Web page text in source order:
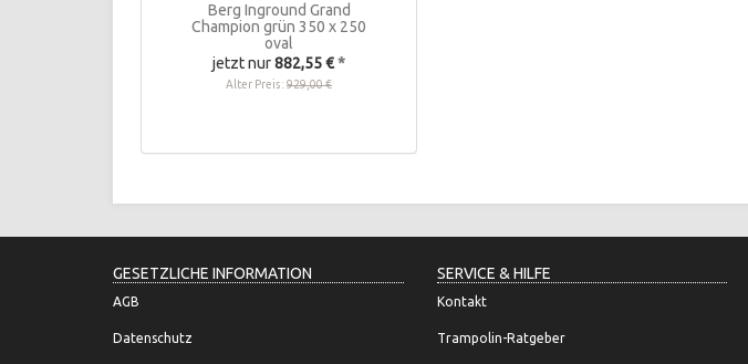
Berg Inground Grand
Champion grün 350 x 250
oval
jetzt nur882,55 €*
Alter Preis: 929,00 €
GESETZLICHE INFORMATION
AGB
Datenschutz
SERVICE & HILFE
Kontakt
Trampolin-Ratgeber